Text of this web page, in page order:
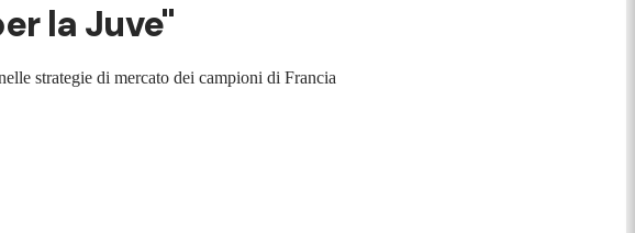
la Juve"
strategie di mercato dei campioni di Francia